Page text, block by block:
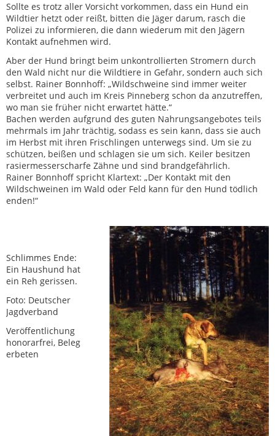
Sollte es trotz aller Vorsicht vorkommen, dass ein Hund ein
Wildtier hetzt oder reißt, bitten die Jäger darum, rasch die
Polizei zu informieren, die dann wiederum mit den Jägern
Kontakt aufnehmen wird.
Aber der Hund bringt beim unkontrollierten Stromern durch
den Wald nicht nur die Wildtiere in Gefahr, sondern auch sich
selbst. Rainer Bonnhoff: „Wildschweine sind immer weiter
verbreitet und auch im Kreis Pinneberg schon da anzutreffen,
wo man sie früher nicht erwartet hätte.“
Bachen werden aufgrund des guten Nahrungsangebotes teils
mehrmals im Jahr trächtig, sodass es sein kann, dass sie auch
im Herbst mit ihren Frischlingen unterwegs sind. Um sie zu
schützen, beißen und schlagen sie um sich. Keiler besitzen
rasiermesserscharfe Zähne und sind brandgefährlich.
Rainer Bonnhoff spricht Klartext: „Der Kontakt mit den
Wildschweinen im Wald oder Feld kann für den Hund tödlich
enden!“
Schlimmes Ende:
Ein Haushund hat
ein Reh gerissen.
Foto: Deutscher
Jagdverband
Veröffentlichung
honorarfrei, Beleg
erbeten